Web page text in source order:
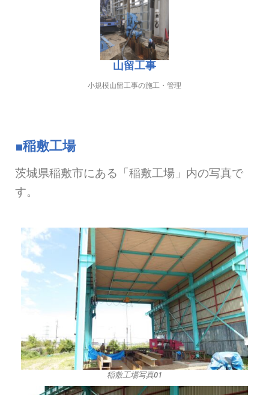
山留工事
小規模山留工事の施工・管理
■稲敷工場
茨城県稲敷市にある「稲敷工場」内の写真で
す。
稲敷工場写真01